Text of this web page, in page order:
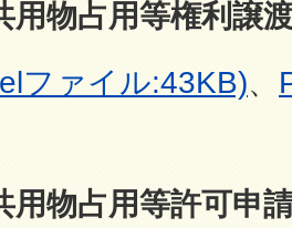
用物占用等権利譲
ファイル:43KB)、
用物占用等許可申